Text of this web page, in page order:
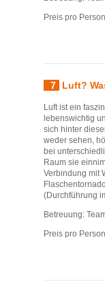
Preis pro Person
7 Luft?
Luft ist ein
lebenswichtig
sich hinter
weder sehen,
bei
Raum sie
Verbindung mit
(Durchführung
Betreuung:
Preis pro Person